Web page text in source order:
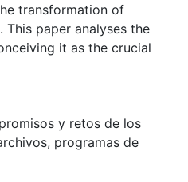
transformation of
This paper analyses the
it as the crucial
y retos de los
, programas de